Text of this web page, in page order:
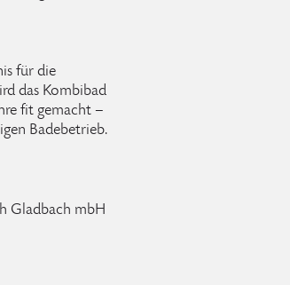
für die
das Kombibad
fit gemacht –
Badebetrieb.
Gladbach mbH